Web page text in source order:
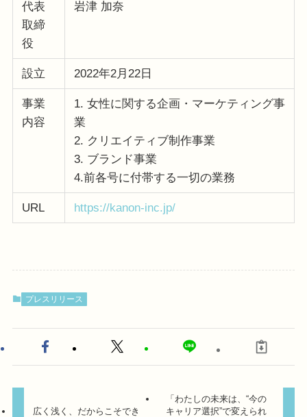
代表
取締
役
岩津 加奈
設立 2022年2月22日
事業
内容
1. 女性に関する企画・マーケティング事
業
2. クリエイティブ制作事業
3. ブランド事業
4.前各号に付帯する一切の業務
URL https://kanon-inc.jp/
プレスリリース
広く浅く、だからこそでき
「わたしの未来は、“今の
キャリア選択”で変えられ